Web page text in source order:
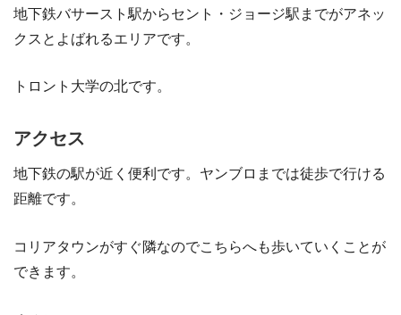
地下鉄バサースト駅からセント・ジョージ駅までがアネッ
クスとよばれるエリアです。
トロント大学の北です。
アクセス
地下鉄の駅が近く便利です。ヤンブロまでは徒歩で行ける
距離です。
コリアタウンがすぐ隣なのでこちらへも歩いていくことが
できます。